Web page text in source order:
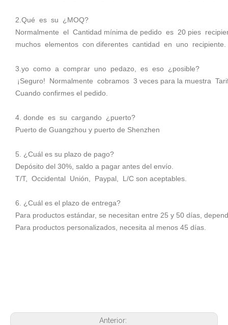
2.Qué es su ¿MOQ?
Normalmente el Cantidad mínima de pedido es 20 pies
muchos elementos con diferentes cantidad en uno recipiente.
3.yo como a comprar uno pedazo, es eso ¿posible?
¡Seguro! Normalmente cobramos 3 veces para la muestra
Cuando confirmes el pedido.
4. donde es su cargando ¿puerto?
Puerto de Guangzhou y puerto de Shenzhen
5. ¿Cuál es su plazo de pago?
Depósito del 30%, saldo a pagar antes del envío.
T/T, Occidental Unión, Paypal, L/C son aceptables.
6. ¿Cuál es el plazo de entrega?
Para productos estándar, se necesitan entre 25 y 50 días,
Para productos personalizados, necesita al menos 45 días.
Anterior: